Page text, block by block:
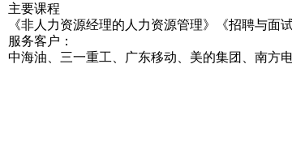
主要课程
《非人力资源经理的人力资源管理》《招聘与
服务客户：
中海油、三一重工、广东移动、美的集团、南方